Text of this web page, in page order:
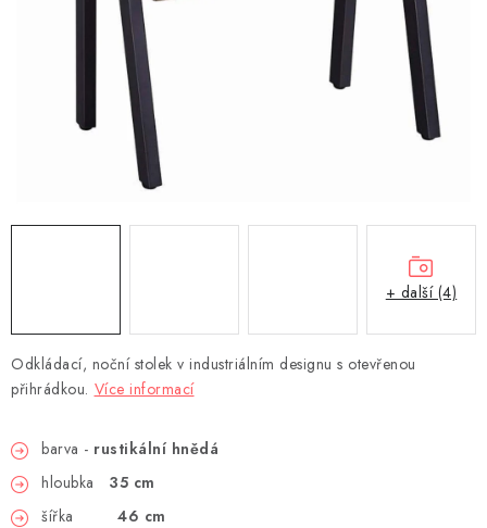
Doprava a platba
Výměna, reklamace a vrácení zboží
Obchodní podmínky
Spolupráce s námi
Podmínky ochrany osobních údajů
Odkládací, noční stolek v industriálním designu s otevřenou
přihrádkou. Více informací
barva - rustikální hnědá
hloubka 35 cm
šířka 46 cm
+ další (4)